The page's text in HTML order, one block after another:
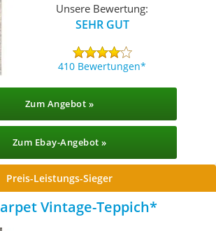
Unsere Bewertung:
SEHR GUT
410 Bewertungen
Zum Angebot »
Zum Ebay-Angebot »
Preis-Leistungs-Sieger
Vintage-Teppich